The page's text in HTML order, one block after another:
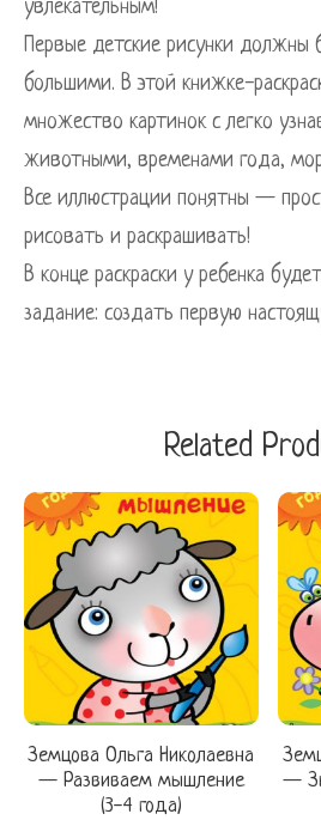
увлекательным!
Первые детские рисунки должны
большими. В этой книжке-
множество картинок с легко
животными, временами года,
Все иллюстрации понятны —
рисовать и раскрашивать!
В конце раскраски у ребенка
задание: создать первую
Related
Земцова Ольга Николаевна
— Развиваем мышление
(3-4 года)
—